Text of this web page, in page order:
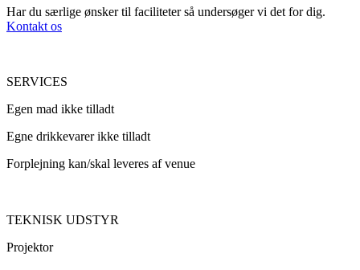
Har du særlige ønsker til faciliteter så undersøger vi det for dig.
Kontakt os
SERVICES
Egen mad ikke tilladt
Egne drikkevarer ikke tilladt
Forplejning kan/skal leveres af venue
TEKNISK UDSTYR
Projektor